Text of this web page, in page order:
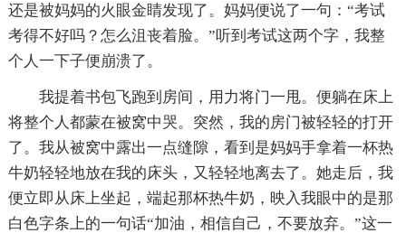
还是被妈妈的火眼金睛发现了。妈妈便说了一句：“考试
考得不好吗？怎么沮丧着脸。”听到考试这两个字，我整
个人一下子便崩溃了。
我提着书包飞跑到房间，用力将门一甩。便躺在床上
将整个人都蒙在被窝中哭。突然，我的房门被轻轻的打开
了。我从被窝中露出一点缝隙，看到是妈妈手拿着一杯热
牛奶轻轻地放在我的床头，又轻轻地离去了。她走后，我
便立即从床上坐起，端起那杯热牛奶，映入我眼中的是那
白色字条上的一句话“加油，相信自己，不要放弃。”这一